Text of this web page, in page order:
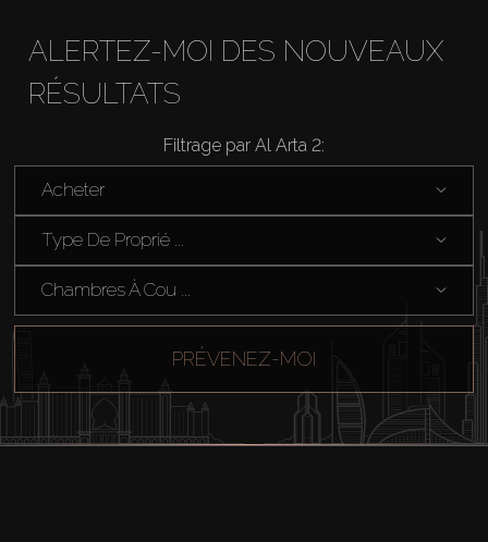
Louer
Vendre
Agents
ALERTEZ-MOI DES NOUVEAUX
RÉSULTATS
Filtrage par Al Arta 2:
Acheter
Type De Proprié ...
Chambres À Cou ...
PRÉVENEZ-MOI